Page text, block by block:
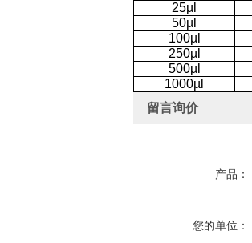
25µl
50µl
100µl
250µl
500µl
1000µl
留言询价
产品：
您的单位：